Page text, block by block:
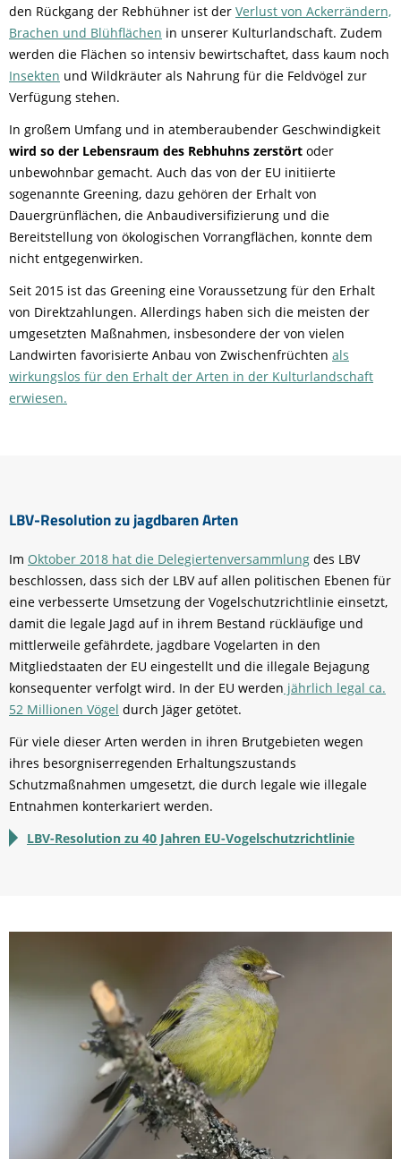
den Rückgang der Rebhühner ist der Verlust von Ackerrändern,
Brachen und Blühflächen in unserer Kulturlandschaft. Zudem
werden die Flächen so intensiv bewirtschaftet, dass kaum noch
Insekten und Wildkräuter als Nahrung für die Feldvögel zur
Verfügung stehen.
In großem Umfang und in atemberaubender Geschwindigkeit
wird so der Lebensraum des Rebhuhns zerstört oder
unbewohnbar gemacht. Auch das von der EU initiierte
sogenannte Greening, dazu gehören der Erhalt von
Dauergrünflächen, die Anbaudiversifizierung und die
Bereitstellung von ökologischen Vorrangflächen, konnte dem
nicht entgegenwirken.
Seit 2015 ist das Greening eine Voraussetzung für den Erhalt
von Direktzahlungen. Allerdings haben sich die meisten der
umgesetzten Maßnahmen, insbesondere der von vielen
Landwirten favorisierte Anbau von Zwischenfrüchten als
wirkungslos für den Erhalt der Arten in der Kulturlandschaft
erwiesen.
LBV-Resolution zu jagdbaren Arten
Im Oktober 2018 hat die Delegiertenversammlung des LBV
beschlossen, dass sich der LBV auf allen politischen Ebenen für
eine verbesserte Umsetzung der Vogelschutzrichtlinie einsetzt,
damit die legale Jagd auf in ihrem Bestand rückläufige und
mittlerweile gefährdete, jagdbare Vogelarten in den
Mitgliedstaaten der EU eingestellt und die illegale Bejagung
konsequenter verfolgt wird. In der EU werden jährlich legal ca.
52 Millionen Vögel durch Jäger getötet.
Für viele dieser Arten werden in ihren Brutgebieten wegen
ihres besorgniserregenden Erhaltungszustands
Schutzmaßnahmen umgesetzt, die durch legale wie illegale
Entnahmen konterkariert werden.
LBV-Resolution zu 40 Jahren EU-Vogelschutzrichtlinie